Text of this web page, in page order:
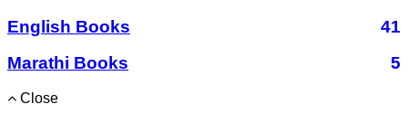
English Books
41
Marathi Books
5
Close